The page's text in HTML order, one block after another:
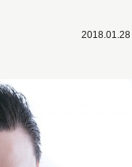
2018.01.28